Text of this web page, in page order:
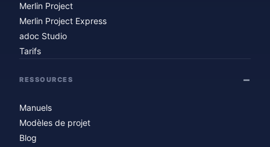
Merlin Project
Merlin Project Express
adoc Studio
Tarifs
RESSOURCES
Manuels
Modèles de projet
Blog